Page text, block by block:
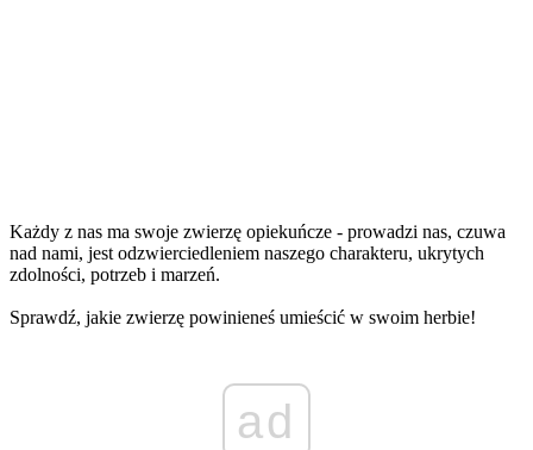
Każdy z nas ma swoje zwierzę opiekuńcze - prowadzi nas, czuwa
nad nami, jest odzwierciedleniem naszego charakteru, ukrytych
zdolności, potrzeb i marzeń.
Sprawdź, jakie zwierzę powinieneś umieścić w swoim herbie!
ad